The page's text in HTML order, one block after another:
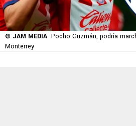
© JAM MEDIA Pocho Guzmán, podría
Monterrey